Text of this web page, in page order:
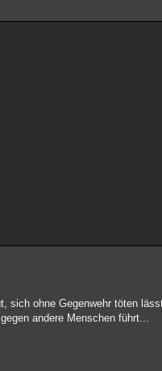
sich ohne Gegenwehr töten
andere Menschen führt...